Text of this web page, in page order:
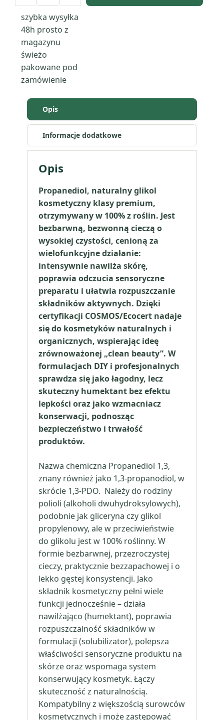
szybka wysyłka
48h prosto z
magazynu
świeżo
pakowane pod
zamówienie
Opis
Informacje dodatkowe
Opis
Propanediol, naturalny glikol
kosmetyczny klasy premium,
otrzymywany w 100% z roślin. Jest
bezbarwną, bezwonną cieczą o
wysokiej czystości, cenioną za
wielofunkcyjne działanie:
intensywnie nawilża skórę,
poprawia odczucia sensoryczne
preparatu i ułatwia rozpuszczanie
składników aktywnych. Dzięki
certyfikacji COSMOS/Ecocert nadaje
się do kosmetyków naturalnych i
organicznych, wspierając ideę
zrównoważonej „clean beauty”. W
formulacjach DIY i profesjonalnych
sprawdza się jako łagodny, lecz
skuteczny humektant bez efektu
lepkości oraz jako wzmacniacz
konserwacji, podnosząc
bezpieczeństwo i trwałość
produktów.
Nazwa chemiczna Propanediol 1,3,
znany również jako 1,3-propanodiol, w
skrócie 1,3-PDO. Należy do rodziny
polioli (alkoholi dwuhydroksylowych),
podobnie jak gliceryna czy glikol
propylenowy, ale w przeciwieństwie
do glikolu jest w 100% roślinny. W
formie bezbarwnej, przezroczystej
cieczy, praktycznie bezzapachowej i o
lekko gęstej konsystencji. Jako
składnik kosmetyczny pełni wiele
funkcji jednocześnie – działa
nawilżająco (humektant), poprawia
rozpuszczalność składników w
formulacji (solubilizator), polepsza
właściwości sensoryczne produktu na
skórze oraz wspomaga system
konserwujący kosmetyk. Łączy
skuteczność z naturalnością.
Kompatybilny z większością surowców
kosmetycznych i może zastępować